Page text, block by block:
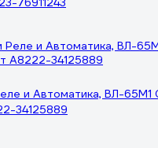
и Автоматика, ВЛ-65М1
34125889